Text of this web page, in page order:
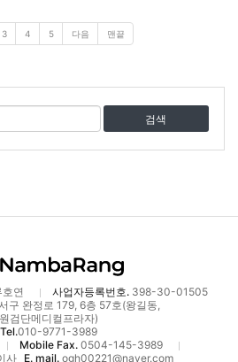
3 4 5 다음 맨끝
연 사업자등록번호.398-30-01505
구 완정로 179, 6층 57호(왕길동,
검단메디컬프라자)
Tel.010-9771-3989
Mobile Fax. 0504-145-3989
사 E. mail.ogh00221@naver.com